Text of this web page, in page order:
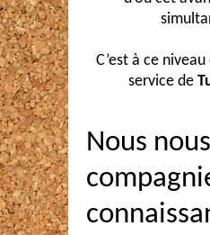
C’est à ce niveau
service de
Nous